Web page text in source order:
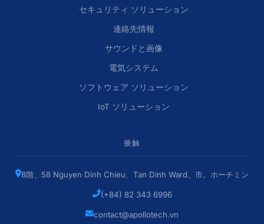
セキュリティ ソリューション
連絡先情報
サウンドと画像
電気システム
ソフトウェア ソリューション
IoT ソリューション
接触
8階、58 N​​guyen Dinh Chieu、Tan Dinh Ward、市。ホーチミン
(+84) 82 343 6996
contact@apollotech.vn